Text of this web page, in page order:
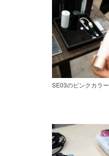
SE03のピンクカラー